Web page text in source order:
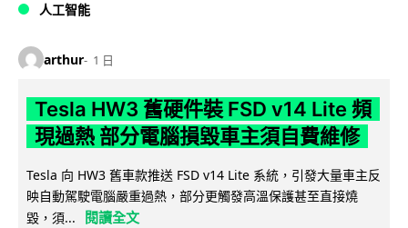
人工智能
arthur 1 日
Tesla HW3 舊硬件裝 FSD v14 Lite 頻
現過熱 部分電腦損毀車主須自費維修
Tesla 向 HW3 舊車款推送 FSD v14 Lite 系統，引發大量車主反
映自動駕駛電腦嚴重過熱，部分更觸發高溫保護甚至直接燒
毀，須...
閱讀全文